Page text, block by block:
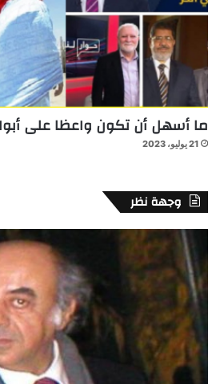
ما أسهل أن تكون واعظا على
21 يوليو، 2023
وجهة نظر